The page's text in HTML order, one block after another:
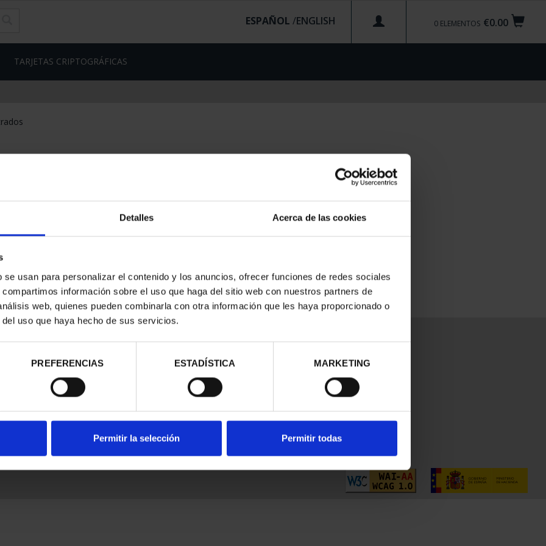
Detalles Acerca de las cookies
usan para personalizar el contenido y los anuncios, ofrecer funciones de redes sociales
información sobre el uso que haga del sitio web con nuestros partners de
web, quienes pueden combinarla con otra información que les haya proporcionado o
uso que haya hecho de sus servicios.
PREFERENCIAS ESTADÍSTICA MARKETING
Permitir la selección Permitir todas
€0.00
0 ELEMENTOS
ESPAÑOL /
TARJETAS CRIPTOGRÁFICAS